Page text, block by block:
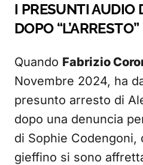
I PRESUNTI AUDIO
DOPO “L’ARRESTO”
Quando Fabrizio
Novembre 2024, ha
presunto arresto di
dopo una denuncia
di Sophie Codengoni,
gieffino si sono